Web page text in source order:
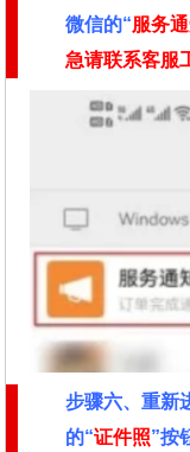
微信的“服务
急请联系客服
步骤六、重新
的“证件照”按